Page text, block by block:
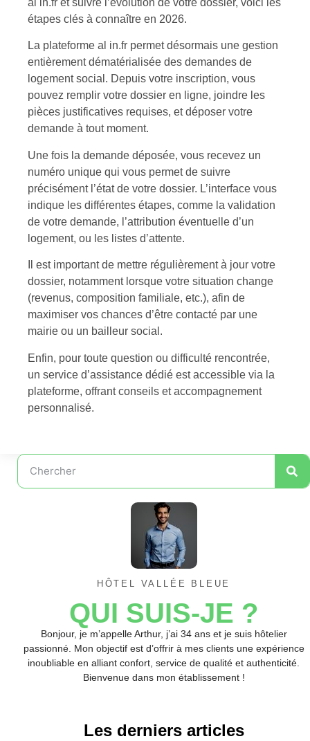
al in.fr et suivre l’évolution de votre dossier, voici les
étapes clés à connaître en 2026.
La plateforme al in.fr permet désormais une gestion
entièrement dématérialisée des demandes de
logement social. Depuis votre inscription, vous
pouvez remplir votre dossier en ligne, joindre les
pièces justificatives requises, et déposer votre
demande à tout moment.
Une fois la demande déposée, vous recevez un
numéro unique qui vous permet de suivre
précisément l’état de votre dossier. L’interface vous
indique les différentes étapes, comme la validation
de votre demande, l’attribution éventuelle d’un
logement, ou les listes d’attente.
Il est important de mettre régulièrement à jour votre
dossier, notamment lorsque votre situation change
(revenus, composition familiale, etc.), afin de
maximiser vos chances d’être contacté par une
mairie ou un bailleur social.
Enfin, pour toute question ou difficulté rencontrée,
un service d’assistance dédié est accessible via la
plateforme, offrant conseils et accompagnement
personnalisé.
HÔTEL VALLÉE BLEUE
QUI SUIS-JE ?
Bonjour, je m’appelle Arthur, j’ai 34 ans et je suis hôtelier
passionné. Mon objectif est d’offrir à mes clients une expérience
inoubliable en alliant confort, service de qualité et authenticité.
Bienvenue dans mon établissement !
Les derniers articles